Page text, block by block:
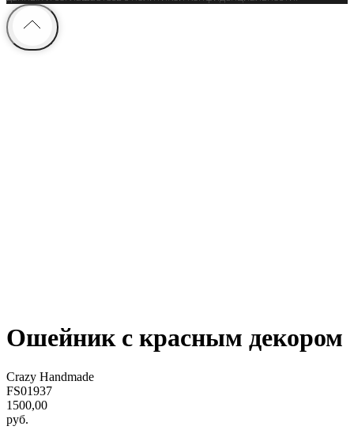
Ошейник с красным декором
Crazy Handmade
FS01937
1500,00
руб.